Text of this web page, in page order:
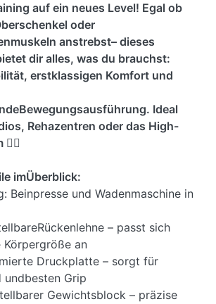
auf ein neues Level! Egal ob
oder
anstrebst– dieses
dir alles, was du brauchst:
erstklassigen Komfort und
Ideal
Rehazentren oder das High-
🏋️‍♂️
imÜberblick:
Beinpresse und Wadenmaschine in
– passt sich
an
Druckplatte – sorgt für
undbesten Grip
Gewichtsblock – präzise